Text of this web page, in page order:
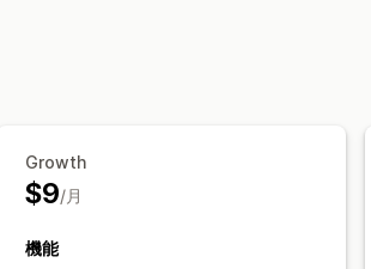
Growth
$9/月
機能